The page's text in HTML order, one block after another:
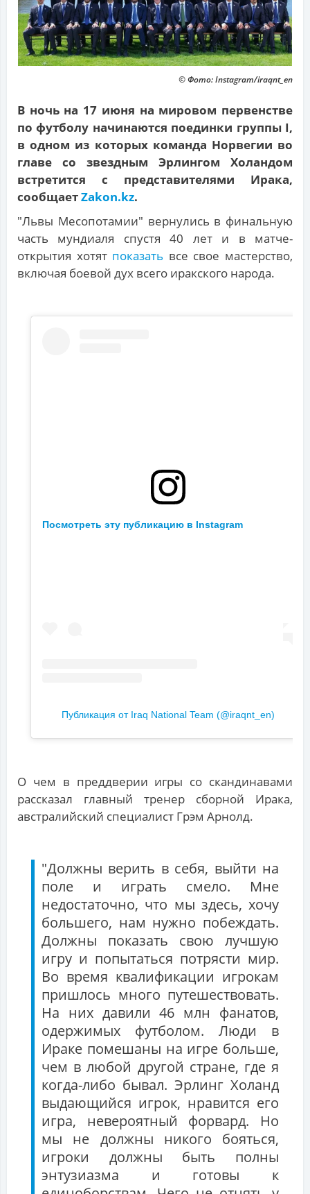
© Фото: Instagram/iraqnt_en
В ночь на 17 июня на мировом первенстве
по футболу начинаются поединки группы I,
в одном из которых команда Норвегии во
главе со звездным Эрлингом Холандом
встретится с представителями Ирака,
сообщаетZakon.kz.
"Львы Месопотамии" вернулись в финальную
часть мундиаля спустя 40 лет и в матче-
открытия хотят показать все свое мастерство,
включая боевой дух всего иракского народа.
Посмотреть эту публикацию в Instagram
Публикация от Iraq National Team (@iraqnt_en)
О чем в преддверии игры со скандинавами
рассказал главный тренер сборной Ирака,
австралийский специалист Грэм Арнолд.
"Должны верить в себя, выйти на
поле и играть смело. Мне
недостаточно, что мы здесь, хочу
большего, нам нужно побеждать.
Должны показать свою лучшую
игру и попытаться потрясти мир.
Во время квалификации игрокам
пришлось много путешествовать.
На них давили 46 млн фанатов,
одержимых футболом. Люди в
Ираке помешаны на игре больше,
чем в любой другой стране, где я
когда-либо бывал. Эрлинг Холанд
выдающийся игрок, нравится его
игра, невероятный форвард. Но
мы не должны никого бояться,
игроки должны быть полны
энтузиазма и готовы к